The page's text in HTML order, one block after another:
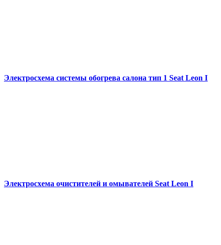
Электросхема системы обогрева салона тип 1 Seat Leon I
Электросхема очистителей и омывателей Seat Leon I